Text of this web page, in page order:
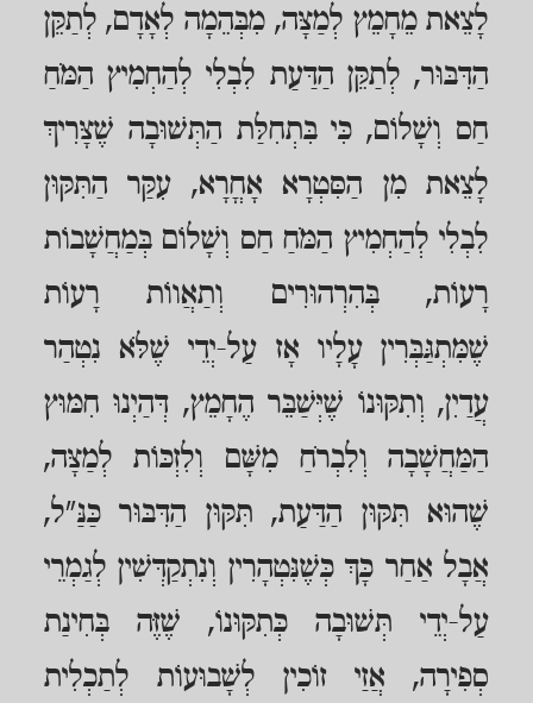
לָצֵאת מֵחָמֵץ לְמַצָּה, מִבְּהֵמָה לְאָדָם, לְתַקֵּן
הַדִּבּוּר, לְתַקֵּן הַדַּעַת לִבְלִי לְהַחְמִיץ הַמֹּחַ
חַס וְשָׁלוֹם, כִּי בִּתְחִלַּת הַתְּשׁוּבָה שֶׁצָּרִיךְ
לָצֵאת מִן הַסִּטְרָא אָחֳרָא, עִקַּר הַתִּקּוּן
לִבְלִי לְהַחְמִיץ הַמֹּחַ חַס וְשָׁלוֹם בְּמַחֲשָׁבוֹת
רָעוֹת, בְּהִרְהוּרִים וְתַאֲווֹת רָעוֹת
שֶׁמִּתְגַּבְּרִין עָלָיו אָז עַל-יְדֵי שֶׁלֹּא נִטְהַר
עֲדַיִן, וְתִקּוּנוֹ שֶׁיְּשַׁבֵּר הֶחָמֵץ, דְּהַיְנוּ חִמּוּץ
הַמַּחֲשָׁבָה וְלִבְרֹחַ מִשָּׁם וְלִזְכּוֹת לְמַצָּה,
שֶׁהוּא תִּקּוּן הַדַּעַת, תִּקּוּן הַדִּבּוּר כַּנַּ"ל,
אֲבָל אַחַר כָּךְ כְּשֶׁנִּטְהָרִין וְנִתְקַדְּשִׁין לְגַמְרֵי
עַל-יְדֵי תְּשׁוּבָה כְּתִקּוּנוֹ, שֶׁזֶּה בְּחִינַת
סְפִירָה, אֲזַי זוֹכִין לְשָׁבוּעוֹת לְתַכְלִית